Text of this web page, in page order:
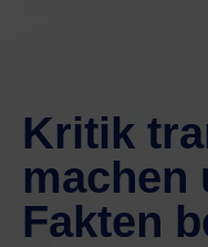
Kritik
machen
Fakten